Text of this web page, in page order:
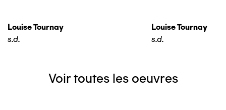
Louise Tournay
s.d.
Louise Tournay
s.d.
Voir toutes les oeuvres